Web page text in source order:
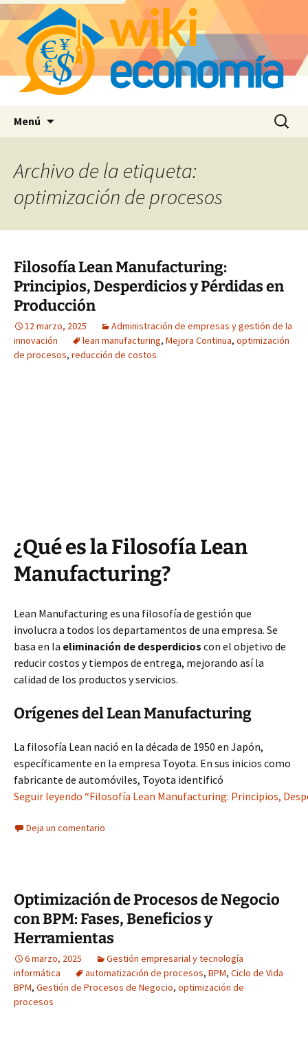
Menú Buscar:
Archivo de la etiqueta:
optimización de procesos
Filosofía Lean Manufacturing:
Principios, Desperdicios y Pérdidas en
Producción
12 marzo, 2025
Administración de empresas y gestión de la
innovación
lean manufacturing, Mejora Continua, optimización
de procesos, reducción de costos
¿Qué es la Filosofía Lean
Manufacturing?
Lean Manufacturing es una filosofía de gestión que
involucra a todos los departamentos de una empresa. Se
basa en la eliminación de desperdicios con el objetivo de
reducir costos y tiempos de entrega, mejorando así la
calidad de los productos y servicios.
Orígenes del Lean Manufacturing
La filosofía Lean nació en la década de 1950 en Japón,
específicamente en la empresa Toyota. En sus inicios como
fabricante de automóviles, Toyota identificó
Seguir leyendo “Filosofía Lean Manufacturing: Principios,
Deja un comentario
Optimización de Procesos de Negocio
con BPM: Fases, Beneficios y
Herramientas
6 marzo, 2025
Gestión empresarial y tecnología
informática
automatización de procesos, BPM, Ciclo de Vida
BPM, Gestión de Procesos de Negocio, optimización de
procesos